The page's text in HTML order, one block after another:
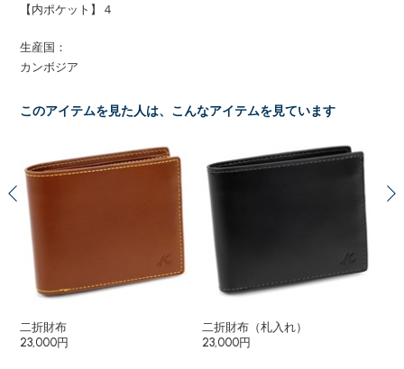
【内ポケット】４
生産国：
カンボジア
このアイテムを見た人は、こんなアイテムを見ています
二折財布
23,000円
二折財布（札入れ）
23,000円